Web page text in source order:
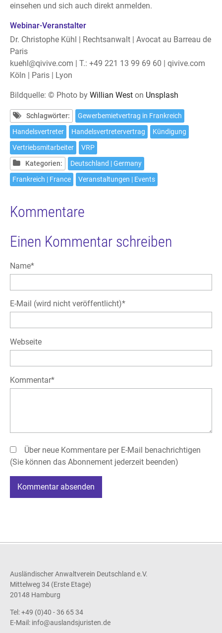
einsehen und sich auch direkt anmelden.
Webinar-Veranstalter
Dr. Christophe Kühl | Rechtsanwalt | Avocat au Barreau de
Paris
kuehl@qivive.com | T.: +49 221 13 99 69 60 | qivive.com
Köln | Paris | Lyon
Bildquelle: © Photo by Willian West on Unsplash
Schlagwörter:
Gewerbemietvertrag in Frankreich
Handelsvertreter
Handelsvertretervertrag
Kündigung
Vertriebsmitarbeiter
VRP
Kategorien:
Deutschland | Germany
Frankreich | France
Veranstaltungen | Events
Kommentare
Einen Kommentar schreiben
Pflichtfeld
Name*
Pflichtfeld
E-Mail (wird nicht veröffentlicht)*
Webseite
Pflichtfeld
Kommentar*
Über neue Kommentare per E-Mail benachrichtigen
(Sie können das Abonnement jederzeit beenden)
Kommentar absenden
Ausländischer Anwaltverein Deutschland e.V.
Mittelweg 34 (Erste Etage)
20148 Hamburg
Tel: +49 (0)40 - 36 65 34
E-Mail: info@auslandsjuristen.de